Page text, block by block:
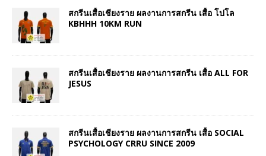
สกรีนเสื้อเชียงราย ผลงานการสกรีน เสื้อ โปโล
KBHHH 10KM RUN
สกรีนเสื้อเชียงราย ผลงานการสกรีน เสื้อ ALL FOR
JESUS
สกรีนเสื้อเชียงราย ผลงานการสกรีน เสื้อ SOCIAL
PSYCHOLOGY CRRU SINCE 2009